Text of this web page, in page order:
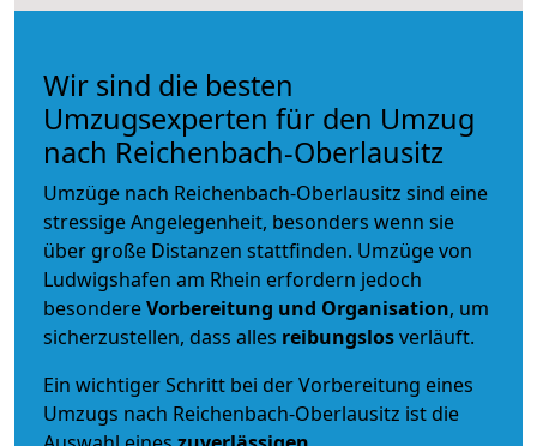
Wir sind die besten
Umzugsexperten für den Umzug
nach Reichenbach-Oberlausitz
Umzüge nach Reichenbach-Oberlausitz sind eine
stressige Angelegenheit, besonders wenn sie
über große Distanzen stattfinden. Umzüge von
Ludwigshafen am Rhein erfordern jedoch
besondereVorbereitung und Organisation, um
sicherzustellen, dass alles reibungslosverläuft.
Ein wichtiger Schritt bei der Vorbereitung eines
Umzugs nach Reichenbach-Oberlausitz ist die